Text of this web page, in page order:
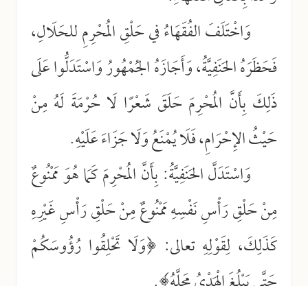
وَاخْتَلَفَ الفُقَهَاءُ في حَلْقِ المُحْرِمِ للحَلَالِ،
فَحَظَرَهُ الحَنَفِيَّةُ، وَأَجَازَهُ الجُمْهُورُ وَاسْتَدَلُّوا عَلَى
ذَلِكَ بِأَنَّ المُحْرِمَ حَلَقَ شَعْرًا لَا حُرْمَةَ لَهُ مِنْ
حَيْثُ الإِحْرَامِ، فَلَا يُمْنَعُ وَلَا جَزَاءَ عَلَيْهِ.
وَاسْتَدَلَّ الحَنَفِيَّةُ: بِأَنَّ المُحْرِمَ كَمَا هُوَ مَمْنُوعٌ
مِنْ حَلْقِ رَأْسِ نَفْسِهِ مَمْنُوعٌ مِنْ حَلْقِ رَأْسِ غَيْرِهِ
كَذَلِكَ، لِقَوْلِهِ تعالى: ﴿وَلَا تَحْلِقُوا رُؤُوسَكُمْ